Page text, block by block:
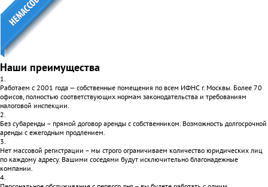
Наши преимущества
1.
Работаем с 2001 года — собственные помещения по всем ИФНС г. Москвы. Более 70
офисов, полностью соответствующих нормам законодательства и требованиям
налоговой инспекции.
2.
Без субаренды – прямой договор аренды с собственником. Возможность долгосрочной
аренды с ежегодным продлением.
3.
Нет массовой регистрации – мы строго ограничиваем количество юридических лиц
по каждому адресу. Вашими соседями будут исключительно благонадежные
компании.
4.